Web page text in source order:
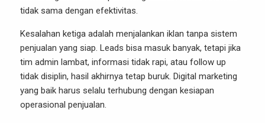
tidak sama dengan efektivitas.
Kesalahan ketiga adalah menjalankan iklan tanpa sistem
penjualan yang siap. Leads bisa masuk banyak, tetapi jika
tim admin lambat, informasi tidak rapi, atau follow up
tidak disiplin, hasil akhirnya tetap buruk. Digital marketing
yang baik harus selalu terhubung dengan kesiapan
operasional penjualan.